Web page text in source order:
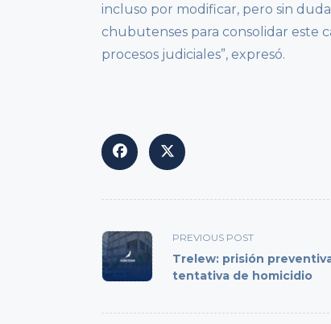
incluso por modificar, pero sin
chubutenses para consolidar este
procesos judiciales”, expresó.
<span
class="nav-
subtitle
screen-
PREVIOUS POST
Trelew: prisión
tentativa de homicidio